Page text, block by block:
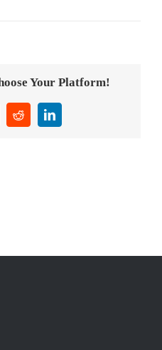
Your Platform!
RedditLinkedIn